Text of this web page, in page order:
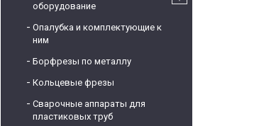
оборудование
Опалубка и комплектующие к
ним
Борфрезы по металлу
Кольцевые фрезы
Сварочные аппараты для
пластиковых труб